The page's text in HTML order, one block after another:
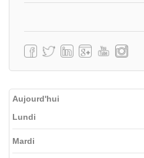
Aujourd'hui
Lundi
Mardi